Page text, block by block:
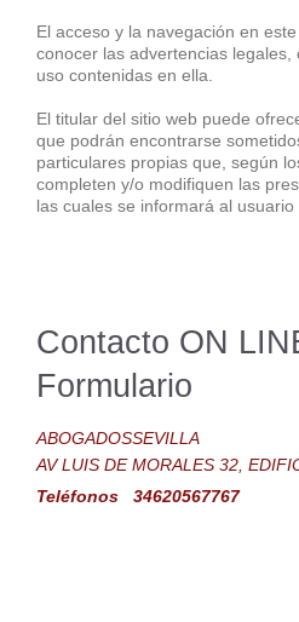
El acceso y la navegación en
conocer las advertencias legales,
uso contenidas en ella.
El titular del sitio web puede
que podrán encontrarse
particulares propias que, según
completen y/o modifiquen las
las cuales se informará al
Contacto ON
Formulario
ABOGADOSSEVILLA
AV LUIS DE MORALES 32,
Teléfonos 34620567767